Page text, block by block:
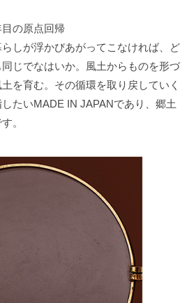
の原点回帰
しが浮かびあがってこなければ、ど
じでなはいか。風土からものを形づ
を育む。その循環を取り戻していく
たいMADE IN JAPANであり、郷土
。